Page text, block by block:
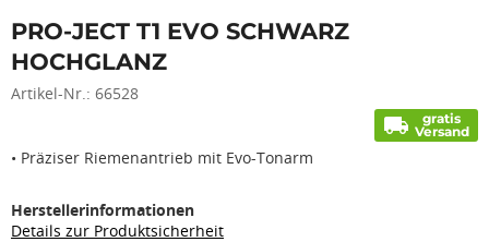
PRO-JECT T1 EVO SCHWARZ
HOCHGLANZ
Artikel-Nr.: 66528
local_shipping
gratis
Versand
• Präziser Riemenantrieb mit Evo-Tonarm
Herstellerinformationen
Details zur Produktsicherheit